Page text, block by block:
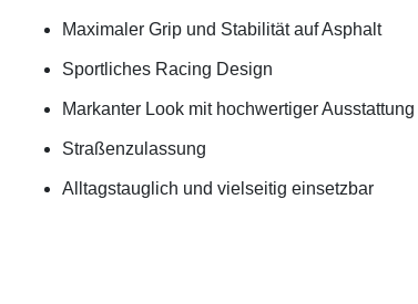
Maximaler Grip und Stabilität auf Asphalt
Sportliches Racing Design
Markanter Look mit hochwertiger Ausstattung
Straßenzulassung
Alltagstauglich und vielseitig einsetzbar